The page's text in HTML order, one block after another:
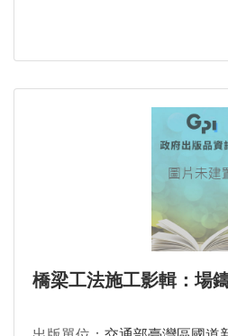
橋梁工法施工影輯：場